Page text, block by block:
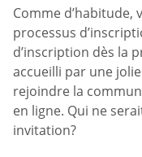
Comme d’habitude,
processus
d’inscription dès la
accueilli par une
rejoindre la
en ligne. Qui ne
invitation?